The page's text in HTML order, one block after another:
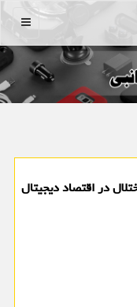
منو
در اقتصاد دیجیتال